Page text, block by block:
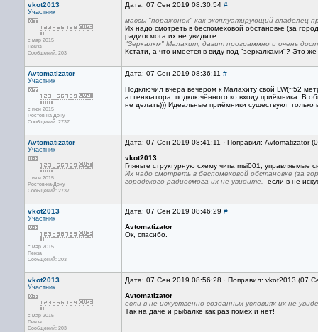
vkot2013
Участник
с мар 2015
Пенза
Сообщений: 203
Дата: 07 Сен 2019 08:30:54 #
массы "поражонок" как эксплуатирующий владелец
Их надо смотреть в беспомеховой обстановке (за
радиосмога их не увидите.
"Зеркалкм" Малахит, давит программно и очень
Кстати, а что имеется в виду под "зеркалками"? Это
Avtomatizator
Участник
с июн 2015
Ростов-на-Дону
Сообщений: 2737
Дата: 07 Сен 2019 08:36:11 #
Подключил вчера вечером к Малахиту свой LW(~52
аттенюатора, подключённого ко входу приёмника. В
не делать))) Идеальные приёмники существуют
Avtomatizator
Участник
с июн 2015
Ростов-на-Дону
Сообщений: 2737
Дата: 07 Сен 2019 08:41:11 · Поправил: Avtomatizator
vkot2013
Гляньте структурную схему чипа msi001,
Их надо смотреть в беспомеховой обстановке (за
городского радиосмога их не увидите. - если в не
vkot2013
Участник
с мар 2015
Пенза
Сообщений: 203
Дата: 07 Сен 2019 08:46:29 #
Avtomatizator
Ок, спасибо.
vkot2013
Участник
с мар 2015
Пенза
Сообщений: 203
Дата: 07 Сен 2019 08:56:28 · Поправил: vkot2013 (07
Avtomatizator
если в не искуственно созданных условиях их не
Так на даче и рыбалке как раз помех и нет!